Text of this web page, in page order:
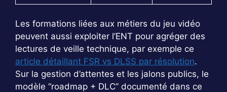
Les formations liées aux métiers du jeu vidéo
peuvent aussi exploiter l’ENT pour agréger des
lectures de veille technique, par exemple ce
article détaillant FSR vs DLSS par résolution.
Sur la gestion d’attentes et les jalons publics, le
modèle “roadmap + DLC” documenté dans ce